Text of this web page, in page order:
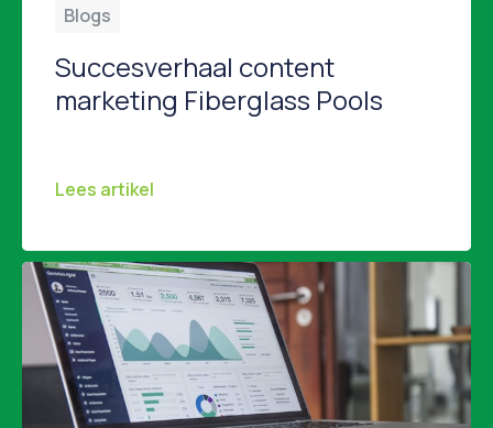
Blogs
Succesverhaal content
marketing Fiberglass Pools
Lees artikel